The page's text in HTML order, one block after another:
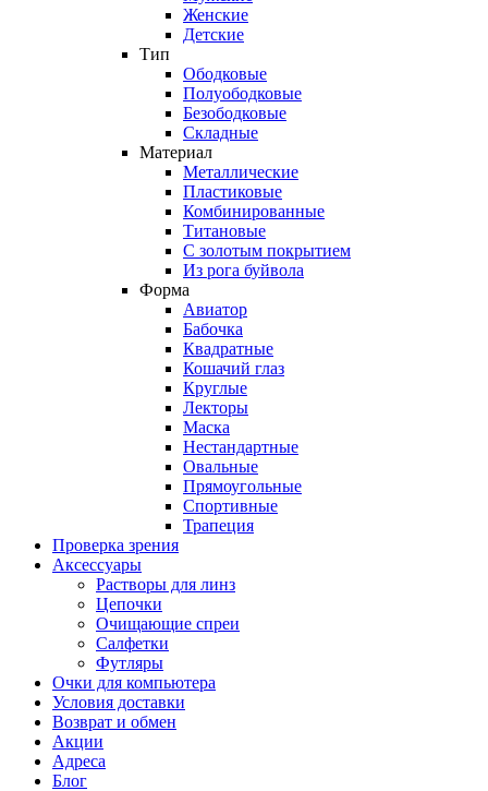
Женские
Детские
Тип
Ободковые
Полуободковые
Безободковые
Складные
Материал
Металлические
Пластиковые
Комбинированные
Титановые
С золотым покрытием
Из рога буйвола
Форма
Авиатор
Бабочка
Квадратные
Кошачий глаз
Круглые
Лекторы
Маска
Нестандартные
Овальные
Прямоугольные
Спортивные
Трапеция
Проверка зрения
Аксессуары
Растворы для линз
Цепочки
Очищающие спреи
Салфетки
Футляры
Очки для компьютера
Условия доставки
Возврат и обмен
Акции
Адреса
Блог